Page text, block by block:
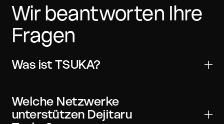
Wir beantworten Ihre
Fragen
Was ist TSUKA?
Übertragungen, Handel und Web3-Anwendungen. Es
wird von vielen wichtigen Wallets und Börsen
unterstützt und kann mit On-Chain-Verifizierung
Welche Netzwerke
unterstützen Dejitaru